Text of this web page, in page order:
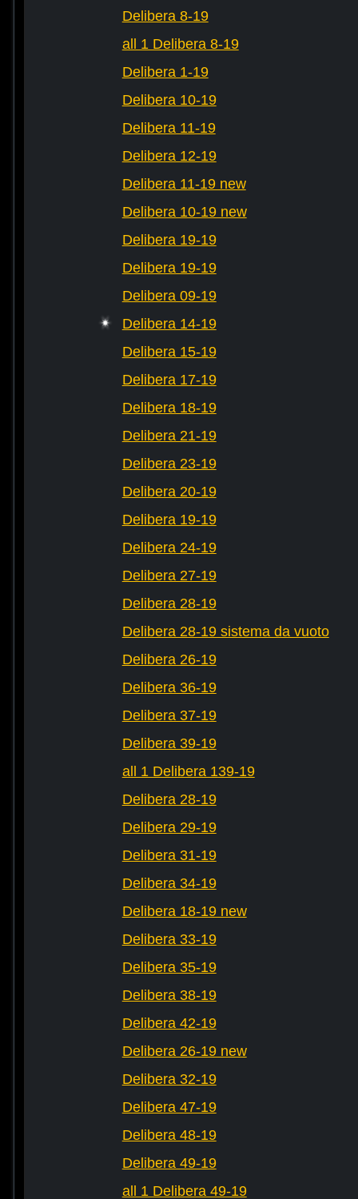
Delibera 8-19
all 1 Delibera 8-19
Delibera 1-19
Delibera 10-19
Delibera 11-19
Delibera 12-19
Delibera 11-19 new
Delibera 10-19 new
Delibera 19-19
Delibera 19-19
Delibera 09-19
Delibera 14-19
Delibera 15-19
Delibera 17-19
Delibera 18-19
Delibera 21-19
Delibera 23-19
Delibera 20-19
Delibera 19-19
Delibera 24-19
Delibera 27-19
Delibera 28-19
Delibera 28-19 sistema da vuoto
Delibera 26-19
Delibera 36-19
Delibera 37-19
Delibera 39-19
all 1 Delibera 139-19
Delibera 28-19
Delibera 29-19
Delibera 31-19
Delibera 34-19
Delibera 18-19 new
Delibera 33-19
Delibera 35-19
Delibera 38-19
Delibera 42-19
Delibera 26-19 new
Delibera 32-19
Delibera 47-19
Delibera 48-19
Delibera 49-19
all 1 Delibera 49-19